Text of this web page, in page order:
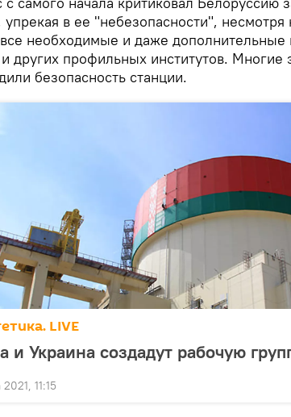
упрекая в ее "небезопасности", несмотря
необходимые и даже дополнительные
других профильных институтов. Многие
безопасность станции.
LIVE
и Украина создадут рабочую
11:15